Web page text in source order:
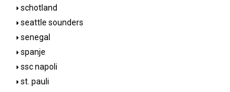
schotland
seattle sounders
senegal
spanje
ssc napoli
st. pauli